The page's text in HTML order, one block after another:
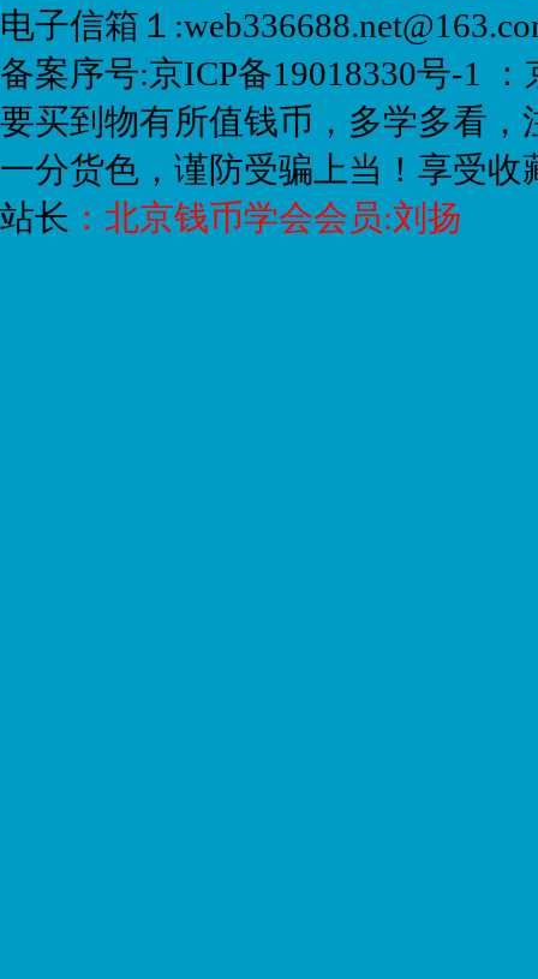
电子信箱１
备案序号:京ICP备19018330号-1
要买到物有所值钱币，多学多看
一分货色，谨防受骗上当！享受收
站长 ： 北京钱币学会会员:刘扬